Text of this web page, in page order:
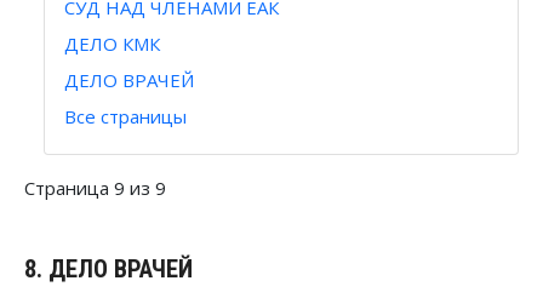
СУД НАД ЧЛЕНАМИ ЕАК
ДЕЛО КМК
ДЕЛО ВРАЧЕЙ
Все страницы
Страница 9 из 9
8. ДЕЛО ВРАЧЕЙ